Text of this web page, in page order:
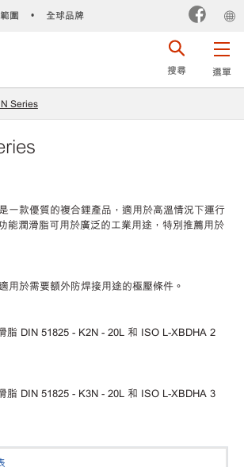
圍 • 全球品牌
選單
搜尋
Series
一款優質的複合鋰產品，適用於高溫情況下運行
能潤滑脂可用於廣泛的工業用途，特別推薦用於
用於需要額外防焊接用途的極壓條件。
脂 DIN 51825 - K2N - 20L 和 ISO L-XBDHA 2
脂 DIN 51825 - K3N - 20L 和 ISO L-XBDHA 3